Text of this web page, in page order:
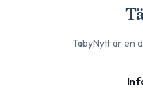
TäbyNyttär en